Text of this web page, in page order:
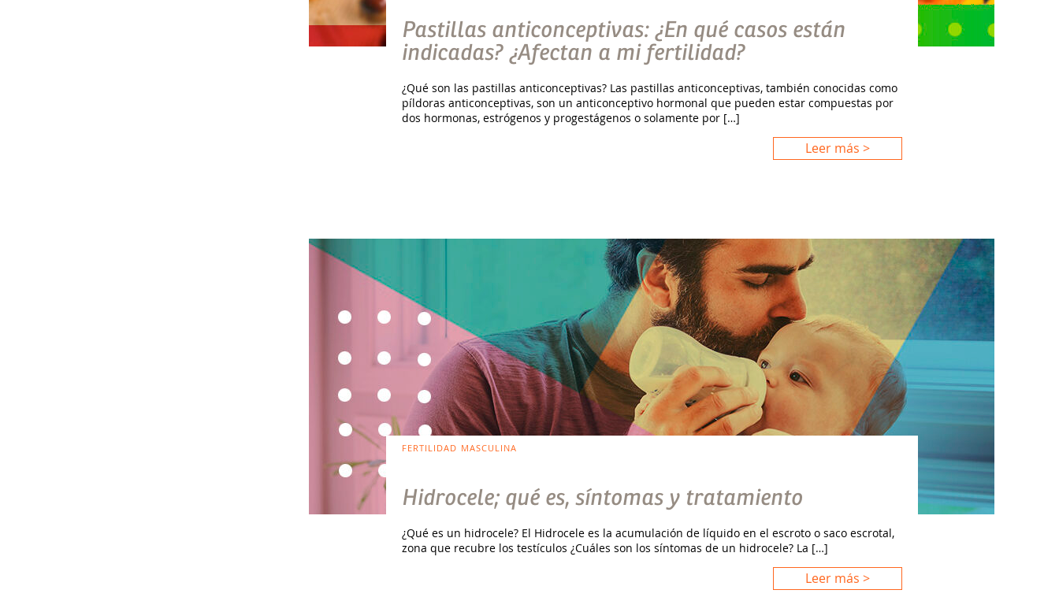
Pastillas anticonceptivas: ¿En qué casos están
indicadas? ¿Afectan a mi fertilidad?
¿Qué son las pastillas anticonceptivas? Las pastillas anticonceptivas, también conocidas como
píldoras anticonceptivas, son un anticonceptivo hormonal que pueden estar compuestas por
dos hormonas, estrógenos y progestágenos o solamente por […]
Leer más >
FERTILIDAD MASCULINA
Hidrocele; qué es, síntomas y tratamiento
¿Qué es un hidrocele? El Hidrocele es la acumulación de líquido en el escroto o saco escrotal,
zona que recubre los testículos ¿Cuáles son los síntomas de un hidrocele? La […]
Leer más >